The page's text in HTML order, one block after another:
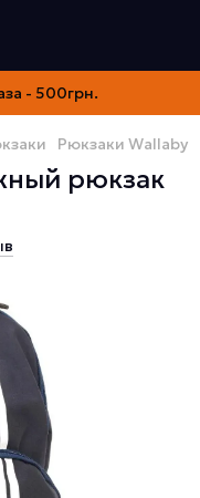
- 500грн.
Рюкзаки Wallaby
рюкзак